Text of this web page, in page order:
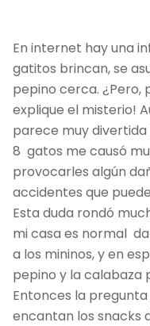
En internet hay una
gatitos brincan, se
pepino cerca. ¿Pero,
explique el misterio!
parece muy
8 gatos me causó
provocarles algún
accidentes que
Esta duda rondó
mi casa es normal
a los mininos, y en
pepino y la calabaza
Entonces la
encantan los snacks